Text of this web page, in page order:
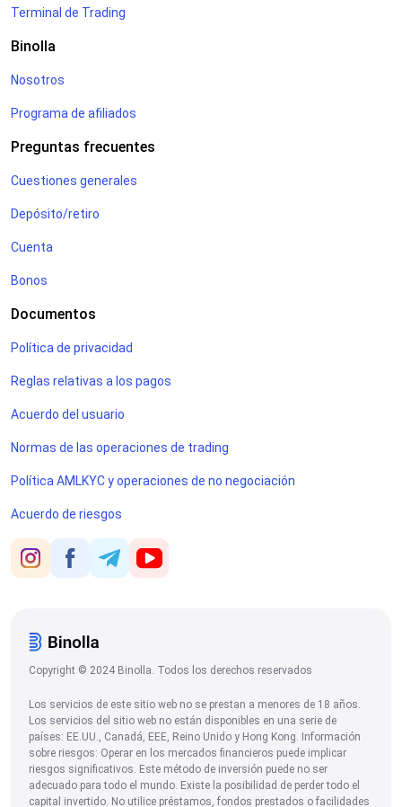
Terminal de Trading
Binolla
Nosotros
Programa de afiliados
Preguntas frecuentes
Cuestiones generales
Depósito/retiro
Cuenta
Bonos
Documentos
Política de privacidad
Reglas relativas a los pagos
Acuerdo del usuario
Normas de las operaciones de trading
Política AMLKYC y operaciones de no negociación
Acuerdo de riesgos
Copyright © 2024 Binolla. Todos los derechos reservados
Los servicios de este sitio web no se prestan a menores de 18 años.
Los servicios del sitio web no están disponibles en una serie de
países: EE.UU., Canadá, EEE, Reino Unido y Hong Kong. Información
sobre riesgos: Operar en los mercados financieros puede implicar
riesgos significativos. Este método de inversión puede no ser
adecuado para todo el mundo. Existe la posibilidad de perder todo el
capital invertido. No utilice préstamos, fondos prestados o facilidades